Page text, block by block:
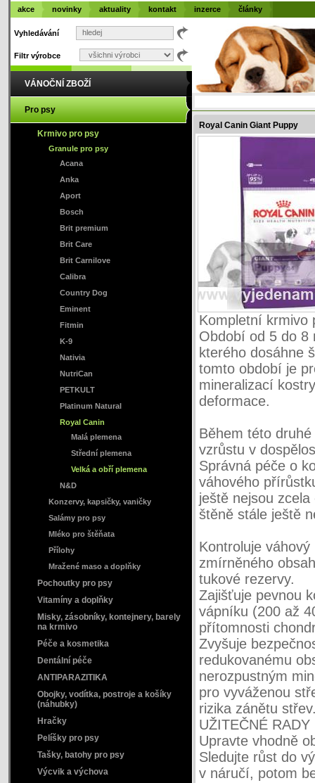
Royal Canin Giant Puppy
Kompletní krmivo
Období od 5 do 8
kterého dosáhne
tomto období je
mineralizací
deformace.
Během této
vzrůstu v
Správná péče o
váhového
ještě nejsou
štěně stále ještě
Kontroluje
zmírněného
tukové rezervy.
Zajišťuje pevnou
vápníku (200 až
přítomnosti
Zvyšuje
redukovanému
nerozpustným
pro vyváženou
rizika zánětu
UŽITEČNÉ RADY
Upravte vhodně
Sledujte růst do
v náručí, potom
Vyhledávání
Filtr výrobce
VÁNOČNÍ ZBOŽÍ
Pro psy
Krmivo pro psy
Granule pro psy
Acana
Anka
Aport
Bosch
Brit premium
Brit Care
Brit Carnilove
Calibra
Country Dog
Eminent
Fitmin
K-9
Nativia
NutriCan
PETKULT
Platinum Natural
Royal Canin
Malá plemena
Střední plemena
Velká a obří plemena
N&D
Konzervy, kapsičky, vaničky
Salámy pro psy
Mléko pro štěňata
Přílohy
Mražené maso a doplňky
Pochoutky pro psy
Vitamíny a doplňky
Misky, zásobníky, kontejnery, barely
na krmivo
Péče a kosmetika
Dentální péče
ANTIPARAZITIKA
Obojky, vodítka, postroje a košíky
(náhubky)
Hračky
Pelíšky pro psy
Tašky, batohy pro psy
Výcvik a výchova
akce novinky aktuality kontakt inzerce články